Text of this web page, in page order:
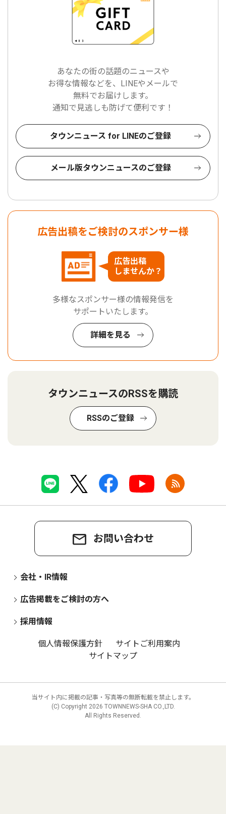
あなたの街の話題のニュースや
お得な情報などを、LINEやメールで
無料でお届けします。
通知で見逃しも防げて便利です！
タウンニュース for LINEのご登録
メール版タウンニュースのご登録
広告出稿をご検討のスポンサー様
広告出稿
しませんか？
多様なスポンサー様の情報発信を
サポートいたします。
詳細を見る
タウンニュースのRSSを購読
RSSのご登録
お問い合わせ
会社・IR情報
広告掲載をご検討の方へ
採用情報
個人情報保護方針
サイトご利用案内
サイトマップ
当サイト内に掲載の記事・写真等の無断転載を禁止します。
(C) Copyright 2026 TOWNNEWS-SHA CO.,LTD.
All Rights Reserved.